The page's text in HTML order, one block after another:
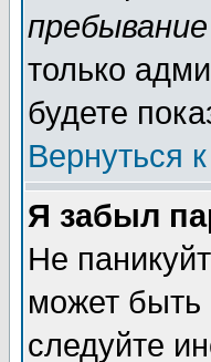
только
будете
Вернуться
Я забыл
Не
может быть
следуйте